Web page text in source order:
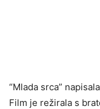
“Mlada srca”
Film je režirala s